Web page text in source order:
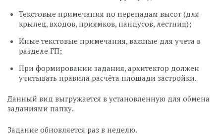
Текстовые примечания по перепадам высот (для
крылец, входов, приямков, пандусов, лестниц);
Иные текстовые примечания, важные для учета в
разделе ГП;
При формировании задания, архитектор должен
учитывать правила расчёта площади застройки.
Данный вид выгружается в установленную для обмена
заданиями папку.
Задание обновляется раз в неделю.